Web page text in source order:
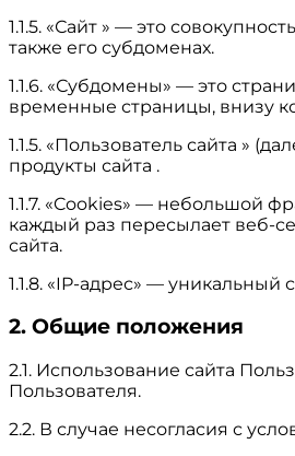
1.1.5. «Сайт » — это
также его субдоменах.
1.1.6. «Субдомены» — это
временные страницы, внизу
1.1.5. «Пользователь сайта »
продукты сайта .
1.1.7. «Cookies» — небольшой
каждый раз пересылает веб-
сайта.
1.1.8. «IP-адрес» —
2. Общие положения
2.1. Использование сайта
Пользователя.
2.2. В случае несогласия с